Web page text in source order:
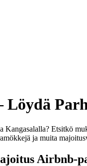
Löydä
Kangasalalla? Etsitkö
ja muita
Airbnb-